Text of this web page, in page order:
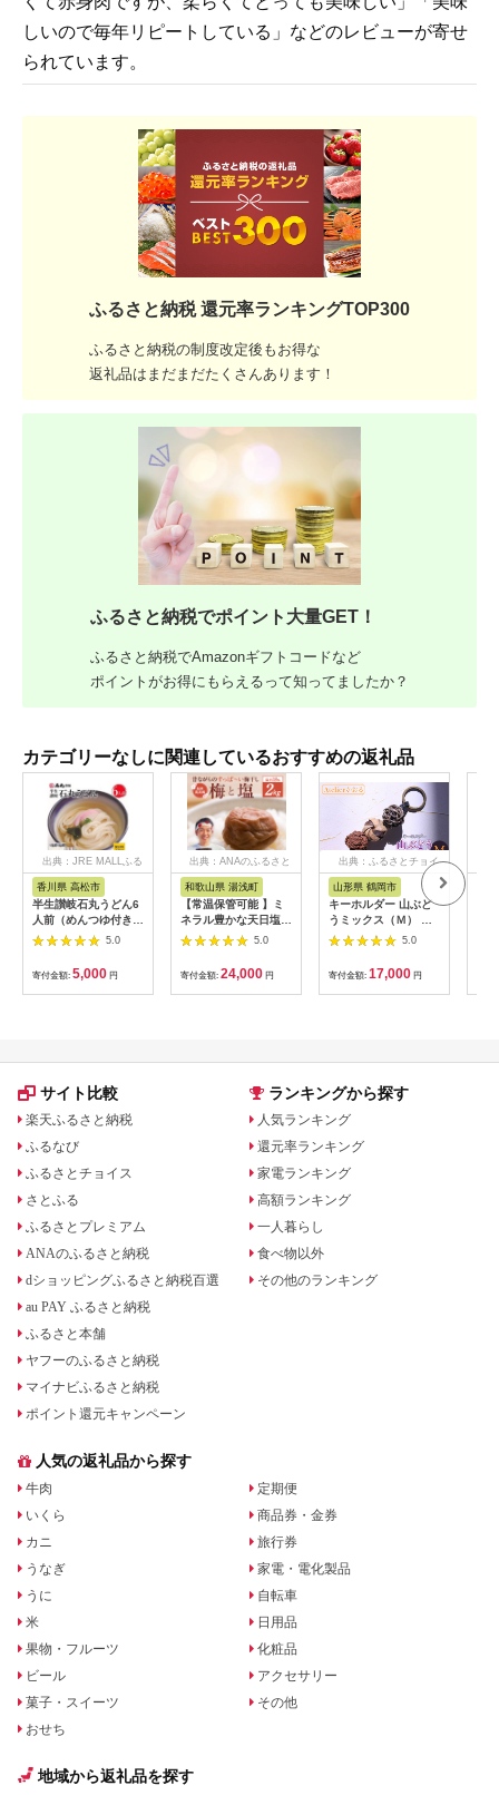
しいので毎年リピートしている」などのレビューが寄せ
られています。
ふるさと納税 還元率ランキングTOP300
ふるさと納税の制度改定後もお得な
返礼品はまだまだたくさんあります！
ふるさと納税でポイント大量GET！
ふるさと納税でAmazonギフトコードなど
ポイントがお得にもらえるって知ってましたか？
カテゴリーなしに関連しているおすすめの返礼品
出典：JRE MALLふる
さと納税
香川県 高松市
半生讃岐石丸うどん6
人前（めんつゆ付き）
麺300g×2袋
5.0
寄付金額: 5,000 円
出典：ANAのふるさと
和歌山県 湯浅町
【常温保管可能 】ミ
ネラル豊かな天日塩だ
けで漬けた無添加梅干
し2kg 梅ボーイズ｜
B201_EP6024
5.0
寄付金額: 24,000 円
出典：ふるさとチョイ
山形県 鶴岡市
キーホルダー 山ぶど
うミックス（Ｍ） 山
形県鶴岡市 アトリエ
かおる | 山葡萄 雑貨
キーホルダー ギフト
贈り物 お取り寄せ 返
礼品
5.0
寄付金額: 17,000 円
サイト比較
楽天ふるさと納税
ふるなび
ふるさとチョイス
さとふる
ふるさとプレミアム
ANAのふるさと納税
dショッピングふるさと納税百選
au PAY ふるさと納税
ふるさと本舗
ヤフーのふるさと納税
マイナビふるさと納税
ポイント還元キャンペーン
ランキングから探す
人気ランキング
還元率ランキング
家電ランキング
高額ランキング
一人暮らし
食べ物以外
その他のランキング
人気の返礼品から探す
牛肉
いくら
カニ
うなぎ
うに
米
果物・フルーツ
ビール
菓子・スイーツ
おせち
定期便
商品券・金券
旅行券
家電・電化製品
自転車
日用品
化粧品
アクセサリー
その他
地域から返礼品を探す